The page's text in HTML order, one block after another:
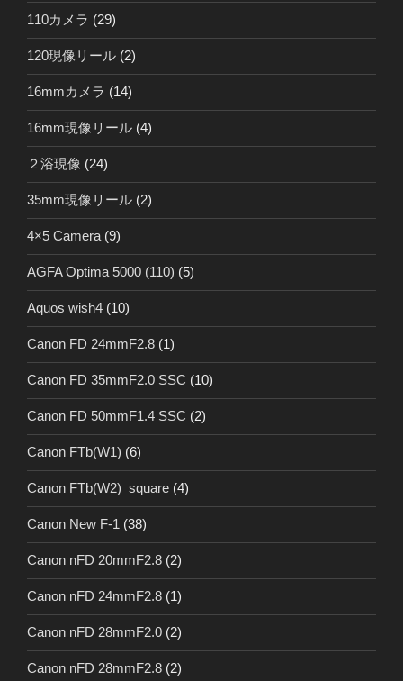
110カメラ (29)
120現像リール (2)
16mmカメラ (14)
16mm現像リール (4)
２浴現像 (24)
35mm現像リール (2)
4×5 Camera (9)
AGFA Optima 5000 (110) (5)
Aquos wish4 (10)
Canon FD 24mmF2.8 (1)
Canon FD 35mmF2.0 SSC (10)
Canon FD 50mmF1.4 SSC (2)
Canon FTb(W1) (6)
Canon FTb(W2)_square (4)
Canon New F-1 (38)
Canon nFD 20mmF2.8 (2)
Canon nFD 24mmF2.8 (1)
Canon nFD 28mmF2.0 (2)
Canon nFD 28mmF2.8 (2)